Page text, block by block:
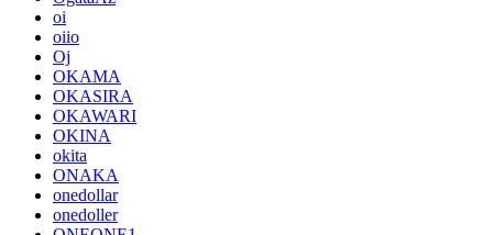
oi
oiio
Oj
OKAMA
OKASIRA
OKAWARI
OKINA
okita
ONAKA
onedollar
onedoller